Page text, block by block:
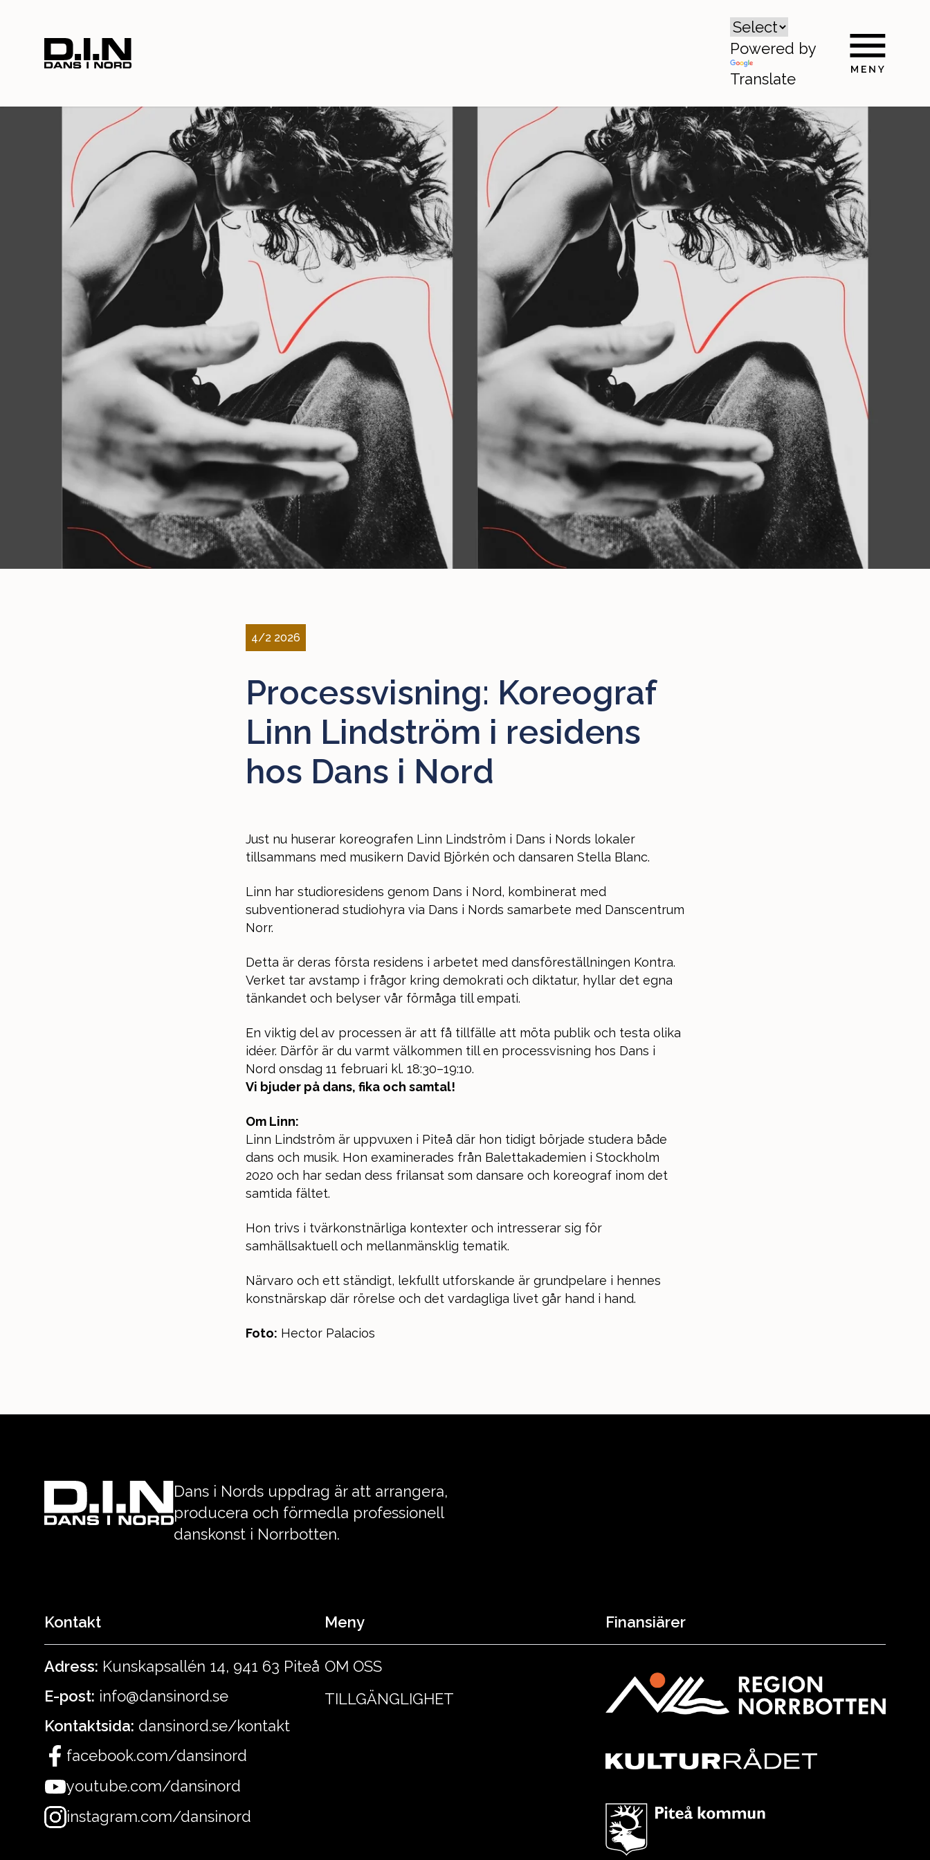
Powered by
Translate
4/2 2026
Processvisning: Koreograf
Linn Lindström i residens
hos Dans i Nord
Just nu huserar koreografen Linn Lindström i Dans i Nords lokaler
tillsammans med musikern David Björkén och dansaren Stella Blanc.
Linn har studioresidens genom Dans i Nord, kombinerat med
subventionerad studiohyra via Dans i Nords samarbete med Danscentrum
Norr.
Detta är deras första residens i arbetet med dansföreställningen Kontra.
Verket tar avstamp i frågor kring demokrati och diktatur, hyllar det egna
tänkandet och belyser vår förmåga till empati.
En viktig del av processen är att få tillfälle att möta publik och testa olika
idéer. Därför är du varmt välkommen till en processvisning hos Dans i
Nord onsdag 11 februari kl. 18:30–19:10.
Vi bjuder på dans, fika och samtal!
Om Linn:
Linn Lindström är uppvuxen i Piteå där hon tidigt började studera både
dans och musik. Hon examinerades från Balettakademien i Stockholm
2020 och har sedan dess frilansat som dansare och koreograf inom det
samtida fältet.
Hon trivs i tvärkonstnärliga kontexter och intresserar sig för
samhällsaktuell och mellanmänsklig tematik.
Närvaro och ett ständigt, lekfullt utforskande är grundpelare i hennes
konstnärskap där rörelse och det vardagliga livet går hand i hand.
Foto: Hector Palacios
Dans i Nords uppdrag är att arrangera,
producera och förmedla professionell
danskonst i Norrbotten.
Kontakt
Adress: Kunskapsallén 14, 941 63 Piteå
E-post: info@dansinord.se
Kontaktsida: dansinord.se/kontakt
facebook.com/dansinord
youtube.com/dansinord
instagram.com/dansinord
Meny
OM OSS
TILLGÄNGLIGHET
Finansiärer